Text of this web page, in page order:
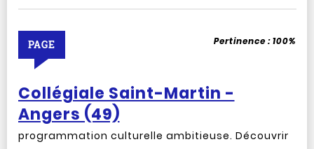
Collégiale Saint-Martin -
Angers (49)
PAGE Pertinence :100%
programmation culturelle ambitieuse. Découvrir